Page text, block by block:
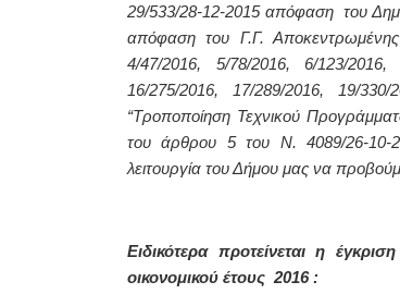
29/533/28-12-2015 απόφαση του
απόφαση του Γ.Γ.
4/47/2016, 5/78/2016, 6/123/
16/275/2016, 17/289/2016, 19/
“Τροποποίηση Τεχνικού
του άρθρου 5 του Ν. 4089/26-10-
λειτουργία του Δήμου μας να
Ειδικότερα προτείνεται η
οικονομικού έτους 2016 :